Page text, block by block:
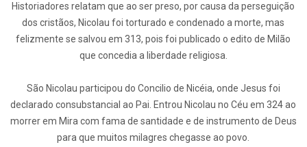
Historiadores relatam que ao ser preso, por causa da perseguição
dos cristãos, Nicolau foi torturado e condenado a morte, mas
felizmente se salvou em 313, pois foi publicado o edito de Milão
que concedia a liberdade religiosa.
São Nicolau participou do Concilio de Nicéia, onde Jesus foi
declarado consubstancial ao Pai. Entrou Nicolau no Céu em 324 ao
morrer em Mira com fama de santidade e de instrumento de Deus
para que muitos milagres chegasse ao povo.